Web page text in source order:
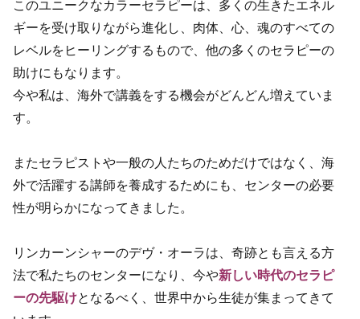
このユニークなカラーセラピーは、多くの生きたエネル
ギーを受け取りながら進化し、肉体、心、魂のすべての
レベルをヒーリングするもので、他の多くのセラピーの
助けにもなります。
今や私は、海外で講義をする機会がどんどん増えていま
す。
またセラピストや一般の人たちのためだけではなく、海
外で活躍する講師を養成するためにも、センターの必要
性が明らかになってきました。
リンカーンシャーのデヴ・オーラは、奇跡とも言える方
法で私たちのセンターになり、今や新しい時代のセラピ
ーの先駆けとなるべく、世界中から生徒が集まってきて